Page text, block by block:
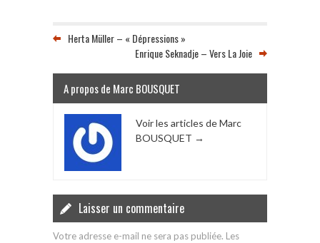
Herta Müller – « Dépressions »
Enrique Seknadje – Vers La Joie
A propos de Marc BOUSQUET
Voir les articles de Marc
BOUSQUET →
Laisser un commentaire
Votre adresse e-mail ne sera pas publiée. Les